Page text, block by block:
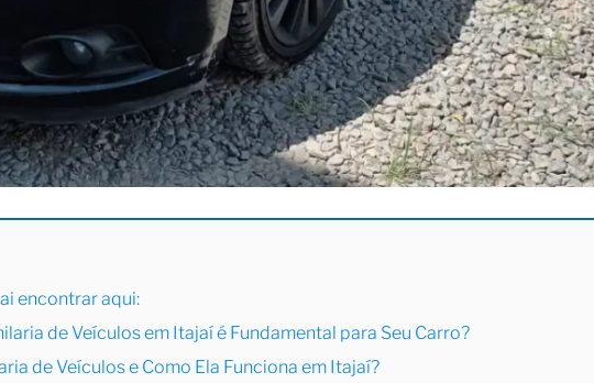
encontrar aqui:
de Veículos em Itajaí é Fundamental para Seu Carro?
de Veículos e Como Ela Funciona em Itajaí?